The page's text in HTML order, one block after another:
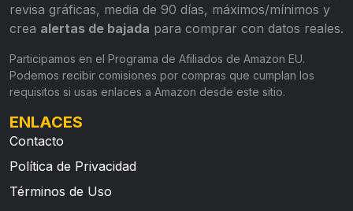
revisa gráficas, media de 90 días, máximos/mínimos y
crea alertas de bajada para comprar con datos reales.
Participamos en el Programa de Afiliados de Amazon EU.
Podemos recibir comisiones por compras que cumplan los
requisitos si usas enlaces a Amazon desde este sitio.
ENLACES
Contacto
Política de Privacidad
Términos de Uso